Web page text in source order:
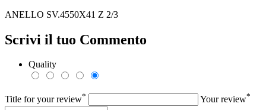
ANELLO SV.4550X41 Z 2/3
Scrivi il tuo Commento
Quality
Title for your review* Your review*